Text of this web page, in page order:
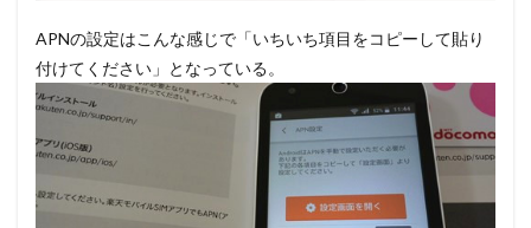
APNの設定はこんな感じで「いちいち項目をコピーして貼り
付けてください」となっている。